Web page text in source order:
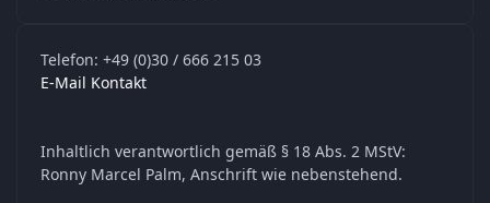
Telefon: +49 (0)30 / 666 215 03
E-Mail Kontakt
Inhaltlich verantwortlich gemäß § 18 Abs. 2 MStV:
Ronny Marcel Palm, Anschrift wie nebenstehend.